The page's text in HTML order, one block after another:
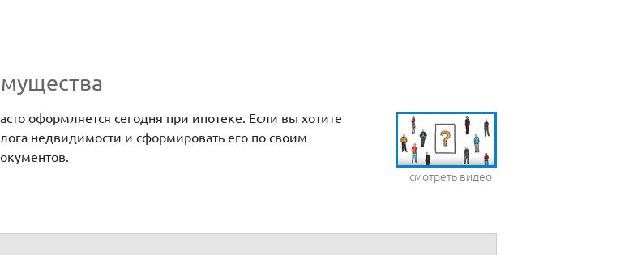
смотреть видео
оформляется сегодня при ипотеке. Если вы хотите
недвидимости и сформировать его по своим